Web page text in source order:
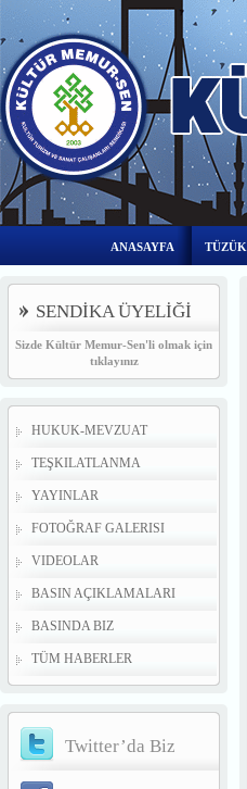
ANASAYFA TÜZÜK
SENDİKA ÜYELİĞİ
Sizde Kültür Memur-Sen'li olmak için
tıklayınız
HUKUK-MEVZUAT
TEŞKILATLANMA
YAYINLAR
FOTOĞRAF GALERISI
VIDEOLAR
BASIN AÇIKLAMALARI
BASINDA BIZ
TÜM HABERLER
Twitter’da Biz